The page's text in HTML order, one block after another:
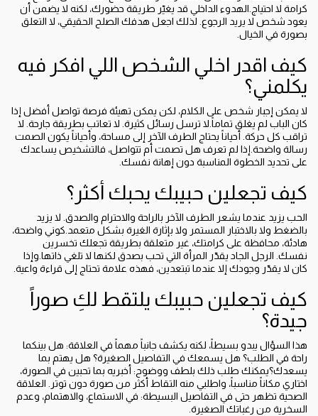
كرامة لا احتياج.الهدوء الداخلي قد يغيّر طريقة حضورك، لكنه لا يضمن أن
يعود شخص لا يريد الرجوع. لذلك اجعل هدفك الصلح الحقيقي، لا التعلق
بصورة في الخيال.
كيف اقدر اخلي الشخص اللي افكر فيه
يكلمني؟
لا يمكن إجبار شخص على الكلام، لكن يمكن تهيئة فرصة تواصل أفضل إذا
كان الباب لم يغلق تماماً.لا ترسل رسائل كثيرة. لا تعاتب بطريقة جارحة. لا
تراقب كل حركة. أحياناً يحتاج الطرف الآخر إلى مساحة، وأحياناً يكون الصمت
رسالة واضحة.إذا لم تعرف هل تصمت أم تتواصل، فالتشخيص يساعدك
على تحديد الخطوة المناسبة دون إهانة نفسك.
كيف تجعلين حبيبك يحبك أكثر؟
الحب يزيد عندما يشعر الطرف الآخر بالراحة والاحترام والصدق. لا يزيد
بالضغط ولا بالاختبار المستمر ولا بإثارة الغيرة بشكل متعمد.كوني واضحة،
هادئة، محافظة على كرامتك، غير متعلقة بطريقة تجعلك تخسرين
نفسك. الرجل الجاد يقدّر المرأة التي تحب بصدق لكنها لا تلغي ذاتها.وإذا
كان لا يقدّر وجودك إلا عندما تبتعدين، فهذه علامة تحتاج إلى قراءة واعية.
كيف تجعلين حبيبك يلتقط لكِ صوراً
جيدة؟
هذا السؤال يبدو بسيطاً، لكنه يكشف جانباً مهماً في العلاقة: هل بينكما
راحة في الطلب؟ هل يسمعك في التفاصيل الصغيرة؟ هل يهتم بما
يسعدك؟يمكنك طلب ذلك بلطف ووضوح: أخبريه بما تحبين في الصورة،
اختاري مكاناً مناسباً، واطلبي منه التقاط أكثر من صورة دون توتر. العلاقة
الصحية تظهر حتى في التفاصيل البسيطة: في الاستماع، والاهتمام، وعدم
السخرية من رغباتك الصغيرة.